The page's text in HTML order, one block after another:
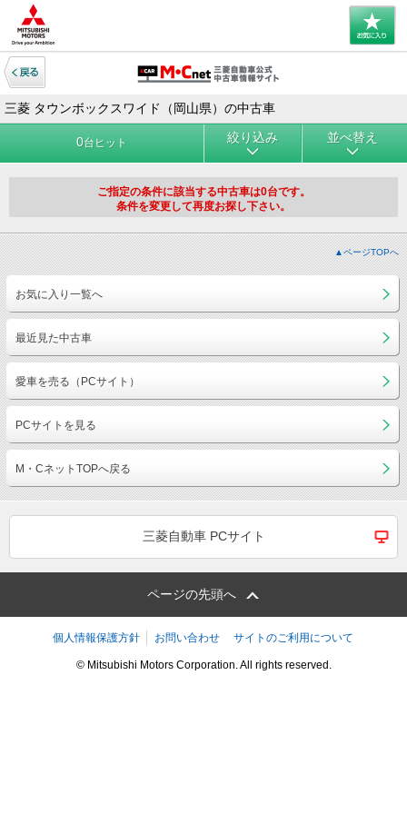
三菱 タウンボックスワイド（岡山県）の中古車
0台ヒット 絞り込み 並べ替え
ご指定の条件に該当する中古車は0台です。
条件を変更して再度お探し下さい。
▲ページTOPへ
お気に入り一覧へ
最近見た中古車
愛車を売る（PCサイト）
PCサイトを見る
M・CネットTOPへ戻る
三菱自動車 PCサイト
ページの先頭へ
個人情報保護方針 お問い合わせ サイトのご利用について
© Mitsubishi Motors Corporation. All rights reserved.